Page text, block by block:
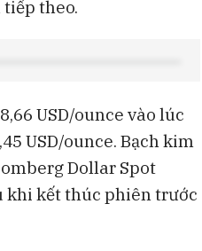
theo.
USD/ounce vào lúc
USD/ounce. Bạch kim
Dollar Spot
khi kết thúc phiên trước